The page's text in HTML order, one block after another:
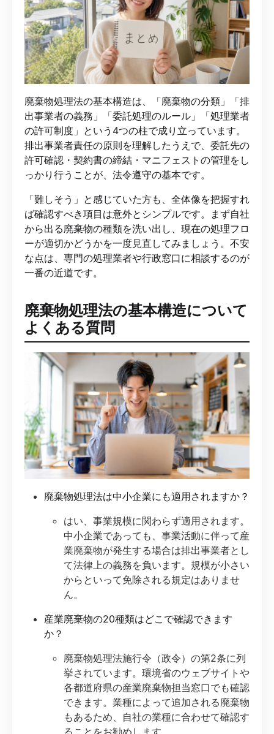
廃棄物処理法の基本構造は、「廃棄物の分類」「排
出事業者の義務」「委託処理のルール」「処理業者
の許可制度」という4つの柱で成り立っています。
排出事業者責任の原則を理解したうえで、委託先の
許可確認・契約書の締結・マニフェストの管理をし
っかり行うことが、法令遵守の基本です。
「難しそう」と感じていた方も、全体像を把握すれ
ば確認すべき項目は意外とシンプルです。まず自社
から出る廃棄物の種類を洗い出し、現在の処理フロ
ーが適切かどうかを一度見直してみましょう。不安
な点は、専門の処理業者や行政窓口に相談するのが
一番の近道です。
廃棄物処理法の基本構造について
よくある質問
廃棄物処理法は中小企業にも適用されますか？
はい、事業規模に関わらず適用されます。
中小企業であっても、事業活動に伴って産
業廃棄物が発生する場合は排出事業者とし
て法律上の義務を負います。規模が小さい
からといって免除される規定はありませ
ん。
産業廃棄物の20種類はどこで確認できます
か？
廃棄物処理法施行令（政令）の第2条に列
挙されています。環境省のウェブサイトや
各都道府県の産業廃棄物担当窓口でも確認
できます。業種によって追加される廃棄物
もあるため、自社の業種に合わせて確認す
ることをお勧めします。